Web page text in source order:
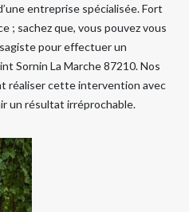
entreprise spécialisée. Fort
; sachez que, vous pouvez vous
pour effectuer un
Sornin La Marche 87210. Nos
réaliser cette intervention avec
un résultat irréprochable.